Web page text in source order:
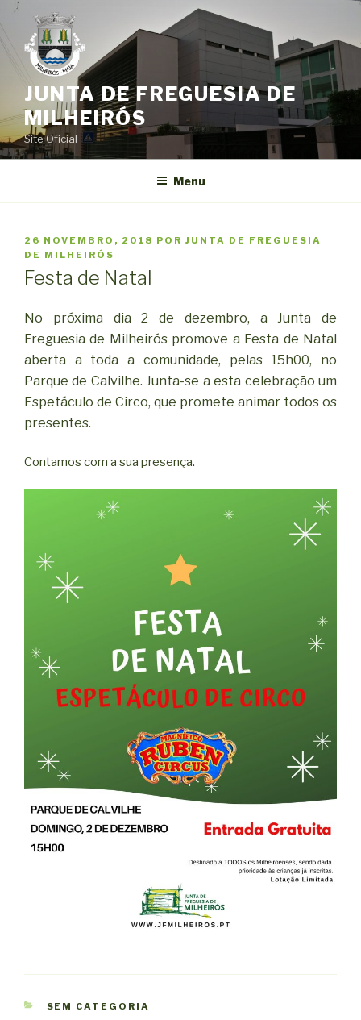
Saltar
o
conteúdo
JUNTA DE FREGUESIA DE
MILHEIRÓS
Site Oficial
Menu
PUBLICADO
EM
26 NOVEMBRO, 2018 POR JUNTA DE FREGUESIA
DE MILHEIRÓS
Festa de Natal
No próxima dia 2 de dezembro, a Junta de
Freguesia de Milheirós promove a Festa de Natal
aberta a toda a comunidade, pelas 15h00, no
Parque de Calvilhe. Junta-se a esta celebração um
Espetáculo de Circo, que promete animar todos os
presentes.
Contamos com a sua presença.
CATEGORIAS
SEM CATEGORIA